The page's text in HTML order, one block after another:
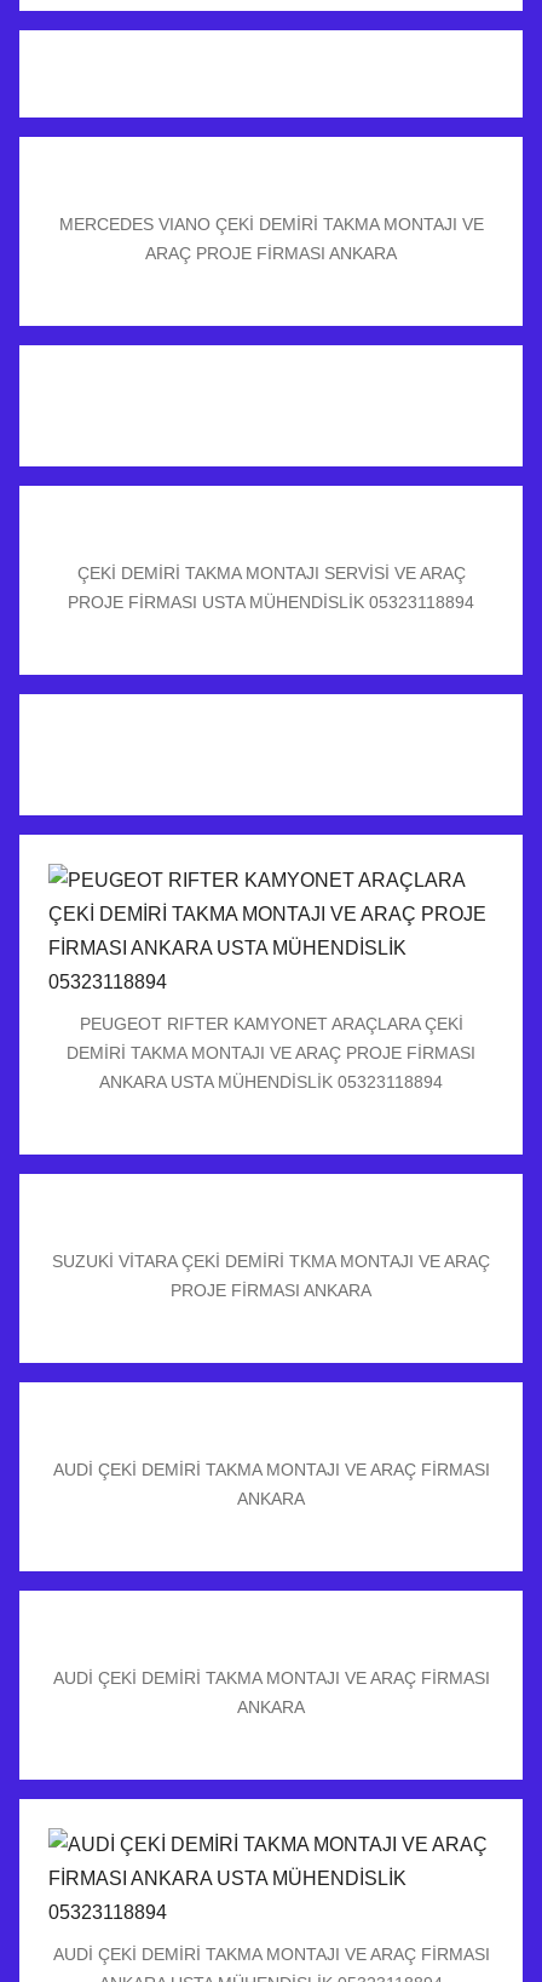
MERCEDES VIANO ÇEKİ DEMİRİ TAKMA MONTAJI VE
ARAÇ PROJE FİRMASI ANKARA
ÇEKİ DEMİRİ TAKMA MONTAJI SERVİSİ VE ARAÇ
PROJE FİRMASI USTA MÜHENDİSLİK 05323118894
PEUGEOT RIFTER KAMYONET ARAÇLARA ÇEKİ
DEMİRİ TAKMA MONTAJI VE ARAÇ PROJE FİRMASI
ANKARA USTA MÜHENDİSLİK 05323118894
SUZUKİ VİTARA ÇEKİ DEMİRİ TKMA MONTAJI VE ARAÇ
PROJE FİRMASI ANKARA
AUDİ ÇEKİ DEMİRİ TAKMA MONTAJI VE ARAÇ FİRMASI
ANKARA
AUDİ ÇEKİ DEMİRİ TAKMA MONTAJI VE ARAÇ FİRMASI
ANKARA
AUDİ ÇEKİ DEMİRİ TAKMA MONTAJI VE ARAÇ FİRMASI